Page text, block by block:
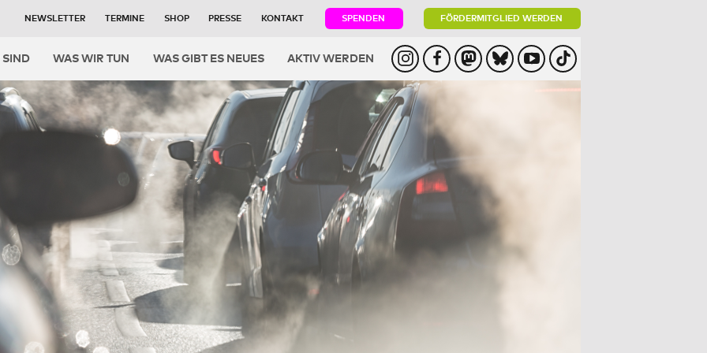
NEWSLETTER TERMINE SHOP PRESSE KONTAKT SPENDEN FÖRDERMITGLIED WERDEN
SIND WAS WIR TUN WAS GIBT ES NEUES AKTIV WERDEN